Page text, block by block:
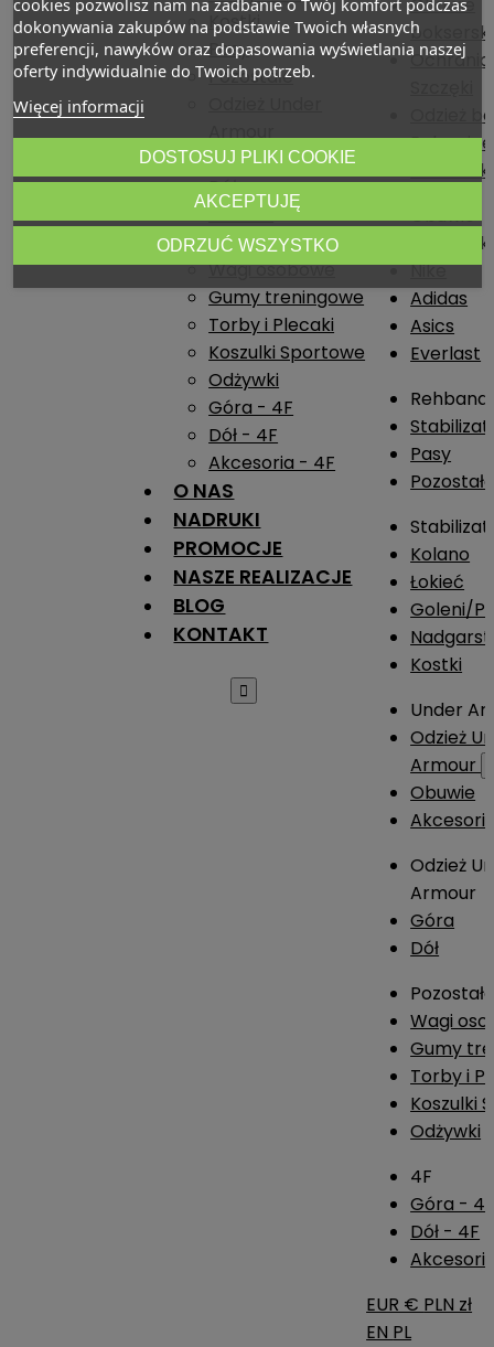
Kostki
Pasy
Pozostałe
Armour
Góra
Dół
Obuwie
Akcesoria
Wagi osobowe
Gumy treningowe
Torby i Plecaki
Koszulki Sportowe
Odżywki
Góra - 4F
Dół - 4F
Akcesoria - 4F
O NAS
NADRUKI
PROMOCJE
NASZE REALIZACJE
BLOG
KONTAKT

Odzież
Rękawice
Obuwie
Nike
Adidas
Asics
Everlast
Rehband
Pasy
Kolano
Łokieć
Goleni/
Kostki
Under
Odzież
Armour
Obuwie
Odzież
Armour
Góra
Dół
Wagi
Gumy
Torby i
Koszulki
Odżywki
4F
Góra -
Dół - 4F
EUR € PLN zł
EN PL
cookies pozwolisz nam na zadbanie o Twój komfort podczas
dokonywania zakupów na podstawie Twoich własnych
preferencji, nawyków oraz dopasowania wyświetlania naszej
oferty indywidualnie do Twoich potrzeb.
Więcej informacji
DOSTOSUJ PLIKI COOKIE
ODRZUĆ WSZYSTKO
AKCEPTUJĘ